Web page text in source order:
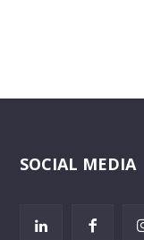
SOCIAL MEDIA